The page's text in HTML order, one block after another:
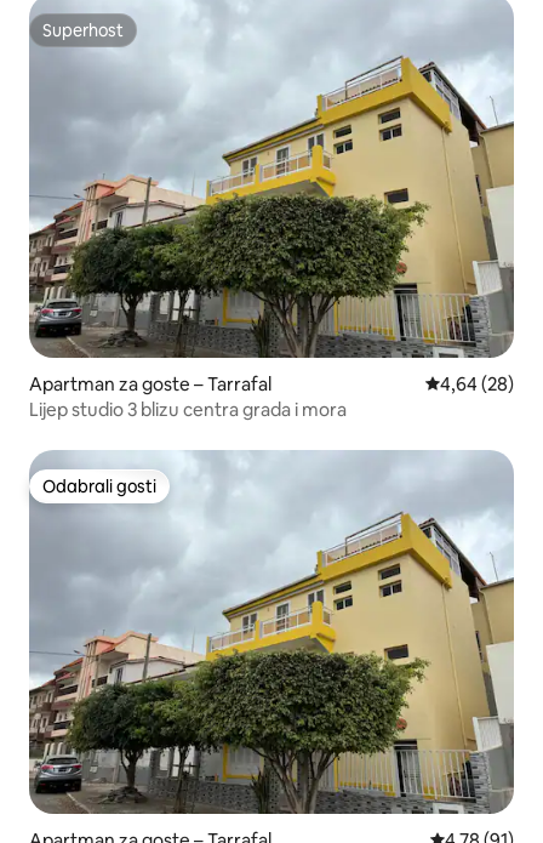
Superhost
Superhost
Apartman za goste – Tarrafal Prosječna
4,64 (28)
Lijep studio 3 blizu centra grada i mora
Odabrali gosti
Odabrali gosti